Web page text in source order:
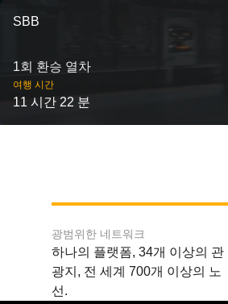
SBB
1회 환승 열차
여행 시간
11 시간 22 분
광범위한 네트워크
하나의 플랫폼, 34개 이상의 관
광지, 전 세계 700개 이상의 노
선.